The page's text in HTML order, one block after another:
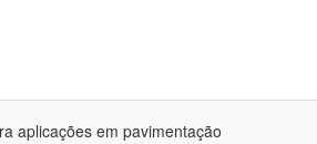
aplicações em pavimentação